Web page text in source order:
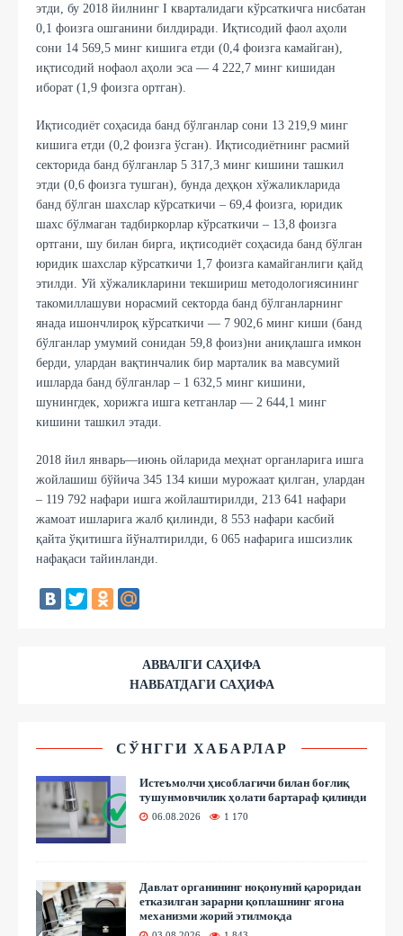
этди, бу 2018 йилнинг I кварталидаги кўрсаткичга нисбатан
0,1 фоизга ошганини билдиради. Иқтисодий фаол аҳоли
сони 14 569,5 минг кишига етди (0,4 фоизга камайган),
иқтисодий нофаол аҳоли эса — 4 222,7 минг кишидан
иборат (1,9 фоизга ортган).
Иқтисодиёт соҳасида банд бўлганлар сони 13 219,9 минг
кишига етди (0,2 фоизга ўсган). Иқтисодиётнинг расмий
секторида банд бўлганлар 5 317,3 минг кишини ташкил
этди (0,6 фоизга тушган), бунда деҳқон хўжаликларида
банд бўлган шахслар кўрсаткичи – 69,4 фоизга, юридик
шахс бўлмаган тадбиркорлар кўрсаткичи – 13,8 фоизга
ортгани, шу билан бирга, иқтисодиёт соҳасида банд бўлган
юридик шахслар кўрсаткичи 1,7 фоизга камайганлиги қайд
этилди. Уй хўжаликларини текшириш методологиясининг
такомиллашуви норасмий секторда банд бўлганларнинг
янада ишончлироқ кўрсаткичи — 7 902,6 минг киши (банд
бўлганлар умумий сонидан 59,8 фоиз)ни аниқлашга имкон
берди, улардан вақтинчалик бир марталик ва мавсумий
ишларда банд бўлганлар – 1 632,5 минг кишини,
шунингдек, хорижга ишга кетганлар — 2 644,1 минг
кишини ташкил этади.
2018 йил январь—июнь ойларида меҳнат органларига ишга
жойлашиш бўйича 345 134 киши мурожаат қилган, улардан
– 119 792 нафари ишга жойлаштирилди, 213 641 нафари
жамоат ишларига жалб қилинди, 8 553 нафари касбий
қайта ўқитишга йўналтирилди, 6 065 нафарига ишсизлик
нафақаси тайинланди.
АВВАЛГИ САҲИФА
НАВБАТДАГИ САҲИФА
СЎНГГИ ХАБАРЛАР
Истеъмолчи ҳисоблагичи билан боғлиқ
тушунмовчилик ҳолати бартараф қилинди
06.08.2026 1 170
Давлат органининг ноқонуний қароридан
етказилган зарарни қоплашнинг ягона
механизми жорий этилмоқда